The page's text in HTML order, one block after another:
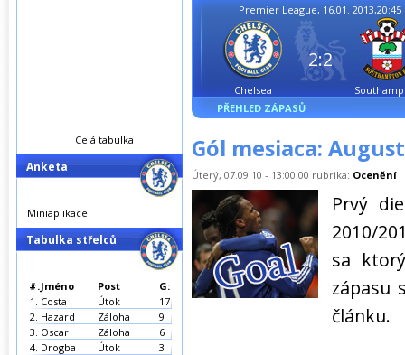
Premier League, 16.01. 2013,20:45
Chelsea
2:2
PŘEHLED ZÁPASŮ
Gól mesiaca:
Úterý, 07.09.10 - 13:00:00 rubrika: Ocenění
Prvý
2010/
sa
zápasu
článku.
Celá tabulka
Anketa
Miniaplikace
Tabulka střelců
#.Jméno Post
G:
1. Costa Útok
17
2. Hazard Záloha
9
3. Oscar Záloha
6
4. Drogba Útok
3